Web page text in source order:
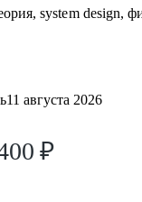
system design,
11 августа 2026
₽